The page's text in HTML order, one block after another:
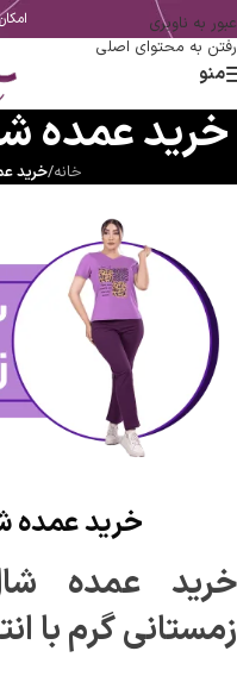
عبور به ناوبری
رفتن به محتوای اصلی
منو
خرید عمده
خانه/خرید
خرید عمده
خرید عمده
زمستانی گرم با